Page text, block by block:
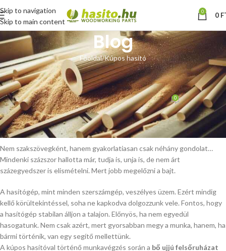
Skip to navigation
Skip to main content
0 0
Blog
Főoldal Kúpos hasító
KÚPOS HASÍTÓ
Munkavédelem fahasításkor
Hoffmann ZsoltBe október 15, 2012 0
Egy kis munkavédelem tűzifa hasogatáskor:
Nem szakszövegként, hanem gyakorlatiasan csak néhány gondolat…
Mindenki százszor hallotta már, tudja is, unja is, de nem árt
százegyedszer is elismételni. Mert jobb megelőzni a bajt.
A hasítógép, mint minden szerszámgép, veszélyes üzem. Ezért mindig
kellő körültekintéssel, soha ne kapkodva dolgozzunk vele. Fontos, hogy
a hasítógép stabilan álljon a talajon. Előnyös, ha nem egyedül
hasogatunk. Nem csak azért, mert gyorsabban megy a munka, hanem, ha
bármi történik, van egy segítő mellettünk.
A kúpos hasítóval történő munkavégzés során a bő ujjú felsőruházat